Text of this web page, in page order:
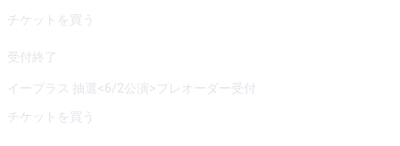
チケットを買う
受付終了
イープラス 抽選<6/2公演>プレオーダー受付
チケットを買う